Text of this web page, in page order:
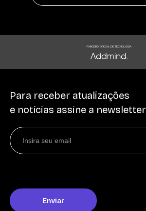
PARCEIRO OFICIAL DE TECNOLOGIA
Para receber atualizações
e notícias assine a newsletter